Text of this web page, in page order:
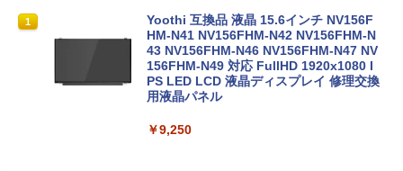
1
中古ノートパソコンDell Latitude 5320
2-in-1 5320-con 【中古】 Dell Latitude
5320 2-in-1 中古ノートパソコンCore i5
Win11 Pro 64bit Dell Latitude 5320 2-i
n-1 中古ノートパソコンCore i5 Win11 P
ro 64bit
￥19,000
1
中古パソコン HP Z230 SFF Workstatio
n CPU Intel Xeon E3-1231v3-3.40Ghz
メモリ8GB SSD256GB DVDROM デスク
トップ パソコン 中古 パソコン パソコン
本体 高速SSD ウインドウズ10 Windows
11 中古デスクトップ 中古pc win10 中古
1
Yoothi 互換品 液晶 15.6インチ NV156F
HM-N41 NV156FHM-N42 NV156FHM-N
43 NV156FHM-N46 NV156FHM-N47 NV
156FHM-N49 対応 FullHD 1920x1080 I
PS LED LCD 液晶ディスプレイ 修理交換
用液晶パネル
￥9,250